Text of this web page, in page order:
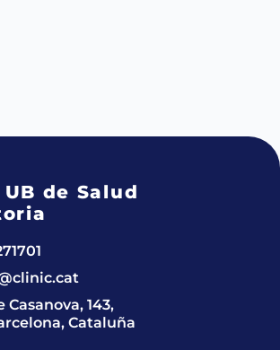
de Salud
Casanova, 143,
Cataluña